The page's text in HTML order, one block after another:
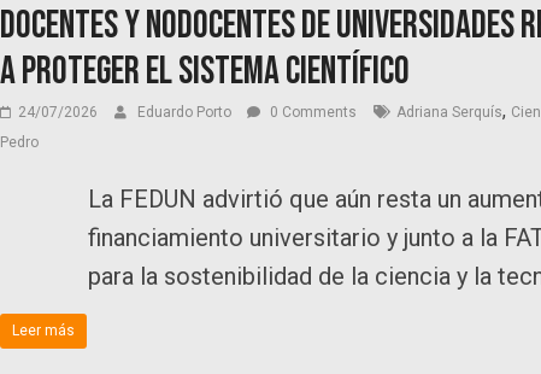
Docentes y NODOCENTES de
a proteger el sistema científico
24/07/2026 Eduardo Porto 0 Comments Adriana Serquís,
Pedro
La FEDUN advirtió que aún resta un
financiamiento universitario y junto a la
para la sostenibilidad de la ciencia y la
Leer más